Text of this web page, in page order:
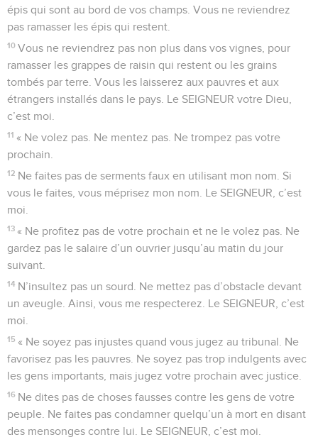
épis qui sont au bord de vos champs. Vous ne reviendrez
pas ramasser les épis qui restent.
10 Vous ne reviendrez pas non plus dans vos vignes, pour
ramasser les grappes de raisin qui restent ou les grains
tombés par terre. Vous les laisserez aux pauvres et aux
étrangers installés dans le pays. Le SEIGNEUR votre Dieu,
c’est moi.
11 « Ne volez pas. Ne mentez pas. Ne trompez pas votre
prochain.
12 Ne faites pas de serments faux en utilisant mon nom. Si
vous le faites, vous méprisez mon nom. Le SEIGNEUR, c’est
moi.
13 « Ne profitez pas de votre prochain et ne le volez pas. Ne
gardez pas le salaire d’un ouvrier jusqu’au matin du jour
suivant.
14 N’insultez pas un sourd. Ne mettez pas d’obstacle devant
un aveugle. Ainsi, vous me respecterez. Le SEIGNEUR, c’est
moi.
15 « Ne soyez pas injustes quand vous jugez au tribunal. Ne
favorisez pas les pauvres. Ne soyez pas trop indulgents avec
les gens importants, mais jugez votre prochain avec justice.
16 Ne dites pas de choses fausses contre les gens de votre
peuple. Ne faites pas condamner quelqu’un à mort en disant
des mensonges contre lui. Le SEIGNEUR, c’est moi.